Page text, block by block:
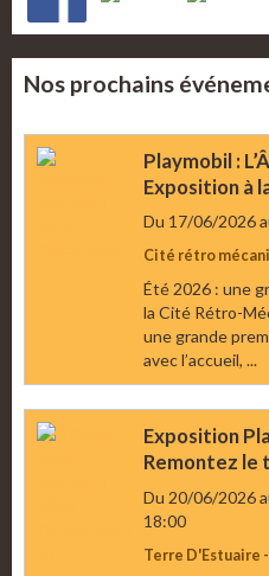
Nos prochains
Playmobil :
Exposition à
Du 17/06/2026
Cité rétro
Été 2026 : une
la Cité Rétro-
une grande
avec l’accueil, ...
Exposition
Remontez le
Du 20/06/2026
18:00
Terre D'Estuaire